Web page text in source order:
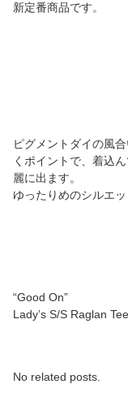
新定番商品です。
ピグメントダイの風
くポイントで、着込
麗に出ます。
ゆったりめのシルエ
“Good On”
Lady’s S/S Raglan Tee
No related posts.